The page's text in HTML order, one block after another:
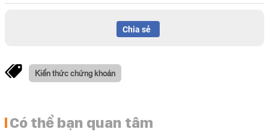
Chia sẻ
Kiến thức chứng khoán
Có thể bạn quan tâm